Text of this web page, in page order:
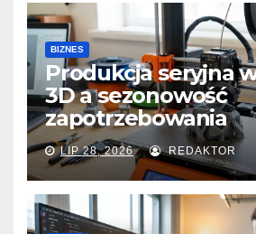
BIZNES
Produkcja seryjna
3D a sezonowość
zapotrzebowania
LIP 28, 2026 REDAKTOR